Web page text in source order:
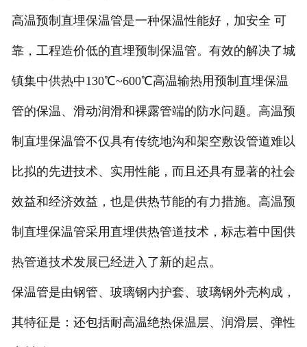
高温预制直埋保温管是一种保温性能好，加安全 可
靠，工程造价低的直埋预制保温管。有效的解决了城
镇集中供热中130℃~600℃高温输热用预制直埋保温
管的保温、滑动润滑和裸露管端的防水问题。高温预
制直埋保温管不仅具有传统地沟和架空敷设管道难以
比拟的先进技术、实用性能，而且还具有显著的社会
效益和经济效益，也是供热节能的有力措施。高温预
制直埋保温管采用直埋供热管道技术，标志着中国供
热管道技术发展已经进入了新的起点。
保温管是由钢管、玻璃钢内护套、玻璃钢外壳构成，
其特征是：还包括耐高温绝热保温层、润滑层、弹性